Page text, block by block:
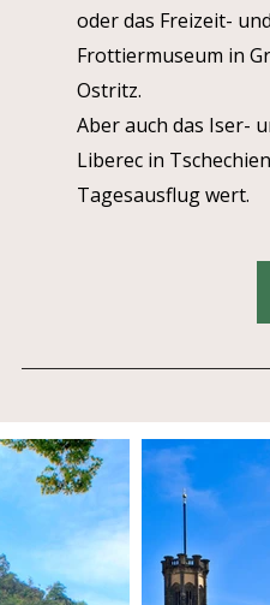
oder das Freizeit-
Frottiermuseum in
Ostritz.
Aber auch das Iser-
Liberec in
Tagesausflug wert.